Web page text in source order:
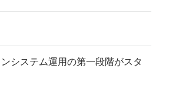
システム運用の第一段階がスタ